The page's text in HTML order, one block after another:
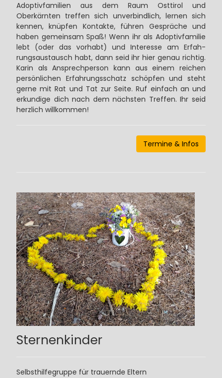
Adoptivfamilien aus dem Raum Osttirol und
Oberkärnten treffen sich unverbindlich, lernen sich
kennen, knüpfen Kontakte, führen Gespräche und
haben gemeinsam Spaß! Wenn ihr als Adoptivfamilie
lebt (oder das vorhabt) und Interesse am Erfah-
rungsaustausch habt, dann seid ihr hier genau richtig.
Karin als Ansprechperson kann aus einem reichen
persönlichen Erfahrungsschatz schöpfen und steht
gerne mit Rat und Tat zur Seite. Ruf einfach an und
erkundige dich nach dem nächsten Treffen. Ihr seid
herzlich willkommen!
Termine & Infos
Sternenkinder
Selbsthilfegruppe für trauernde Eltern